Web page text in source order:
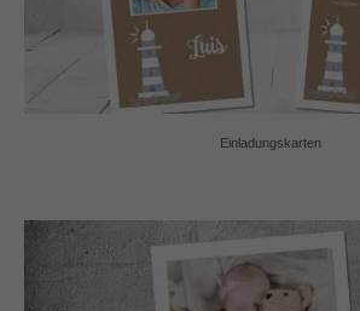
Einladungskarten